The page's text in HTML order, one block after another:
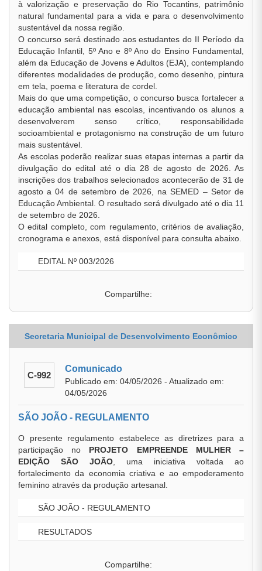
à valorização e preservação do Rio Tocantins, patrimônio
natural fundamental para a vida e para o desenvolvimento
sustentável da nossa região.
O concurso será destinado aos estudantes do II Período da
Educação Infantil, 5º Ano e 8º Ano do Ensino Fundamental,
além da Educação de Jovens e Adultos (EJA), contemplando
diferentes modalidades de produção, como desenho, pintura
em tela, poema e literatura de cordel.
Mais do que uma competição, o concurso busca fortalecer a
educação ambiental nas escolas, incentivando os alunos a
desenvolverem senso crítico, responsabilidade
socioambiental e protagonismo na construção de um futuro
mais sustentável.
As escolas poderão realizar suas etapas internas a partir da
divulgação do edital até o dia 28 de agosto de 2026. As
inscrições dos trabalhos selecionados acontecerão de 31 de
agosto a 04 de setembro de 2026, na SEMED – Setor de
Educação Ambiental. O resultado será divulgado até o dia 11
de setembro de 2026.
O edital completo, com regulamento, critérios de avaliação,
cronograma e anexos, está disponível para consulta abaixo.
EDITAL Nº 003/2026
Compartilhe:
Secretaria Municipal de Desenvolvimento Econômico
C-992
Comunicado
Publicado em: 04/05/2026 - Atualizado em:
04/05/2026
SÃO JOÃO - REGULAMENTO
O presente regulamento estabelece as diretrizes para a
participação no PROJETO EMPREENDE MULHER –
EDIÇÃO SÃO JOÃO , uma iniciativa voltada ao
fortalecimento da economia criativa e ao empoderamento
feminino através da produção artesanal.
SÃO JOÃO - REGULAMENTO
RESULTADOS
Compartilhe: